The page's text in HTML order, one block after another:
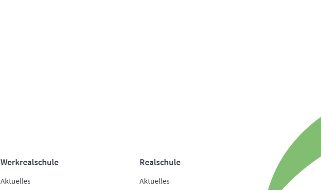
Werkrealschule
Aktuelles
Realschule
Aktuelles